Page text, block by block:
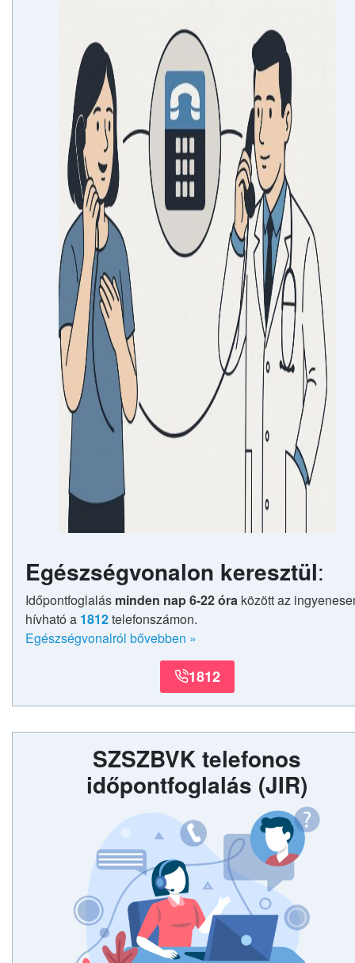
Egészségvonalon keresztül:
Időpontfoglalás minden nap 6-22 óra között az
hívható a 1812telefonszámon.
Egészségvonalról bővebben »
1812
SZSZBVK telefonos
időpontfoglalás (JIR)